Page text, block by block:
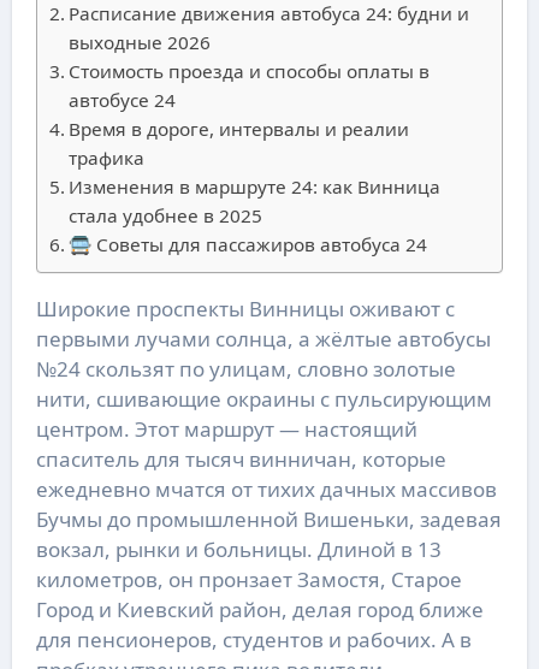
Расписание движения автобуса 24: будни и
выходные 2026
Стоимость проезда и способы оплаты в
автобусе 24
Время в дороге, интервалы и реалии
трафика
Изменения в маршруте 24: как Винница
стала удобнее в 2025
🚍 Советы для пассажиров автобуса 24
Широкие проспекты Винницы оживают с
первыми лучами солнца, а жёлтые автобусы
№24 скользят по улицам, словно золотые
нити, сшивающие окраины с пульсирующим
центром. Этот маршрут — настоящий
спаситель для тысяч винничан, которые
ежедневно мчатся от тихих дачных массивов
Бучмы до промышленной Вишеньки, задевая
вокзал, рынки и больницы. Длиной в 13
километров, он пронзает Замостя, Старое
Город и Киевский район, делая город ближе
для пенсионеров, студентов и рабочих. А в